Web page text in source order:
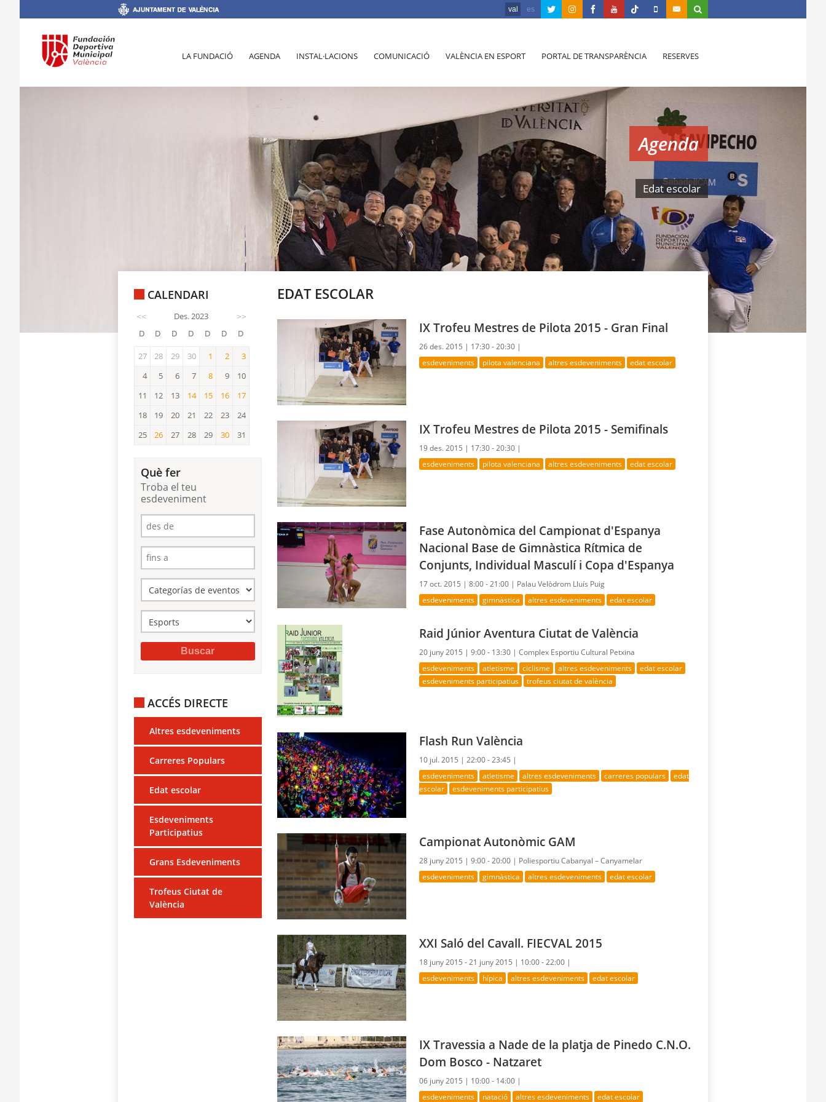
val es
LA FUNDACIÓ AGENDA INSTAL·LACIONS COMUNICACIÓ VALÈNCIA EN ESPORT PORTAL DE TRANSPARÈNCIA RESERVES
Agenda
Edat escolar
CALENDARI
<< Des. 2023 >>
D D D D D D D
27 28 29 30 1 2 3
4 5 6 7 8
8
9
10
11
12 13 14
14
15
15
16
16
17
17
18 19 20 21 22 23
24
25
26 27 28 29 30 31
Què fer
Troba el teu
esdeveniment
ACCÉS DIRECTE
Altres esdeveniments
Carreres Populars
Edat escolar
Esdeveniments
Participatius
Grans Esdeveniments
Trofeus Ciutat de
València
EDAT ESCOLAR
IX Trofeu Mestres de Pilota 2015 - Gran Final
26 des. 2015 | 17:30 - 20:30 |
esdeveniments pilota valenciana altres esdeveniments edat escolar
IX Trofeu Mestres de Pilota 2015 - Semifinals
19 des. 2015 | 17:30 - 20:30 |
esdeveniments pilota valenciana altres esdeveniments edat escolar
Fase Autonòmica del Campionat d'Espanya
Nacional Base de Gimnàstica Rítmica de
Conjunts, Individual Masculí i Copa d'Espanya
17 oct. 2015 |8:00 - 21:00 | Palau Velòdrom Lluís Puig
esdeveniments gimnàstica altres esdeveniments edat escolar
Raid Júnior Aventura Ciutat de València
20 juny 2015 |9:00 - 13:30 |Complex Esportiu Cultural Petxina
esdeveniments atletisme ciclisme altres esdeveniments
edat escolar
esdeveniments participatius
trofeus ciutat de valència
Flash Run València
10 jul. 2015 |22:00 - 23:45 |
esdeveniments atletisme altres esdeveniments carreres populars
edat
escolar
esdeveniments participatius
Campionat Autonòmic GAM
28 juny 2015 |9:00 - 20:00 | Poliesportiu Cabanyal – Canyamelar
esdeveniments gimnàstica altres esdeveniments edat escolar
XXI Saló del Cavall. FIECVAL 2015
18 juny 2015 - 21 juny 2015 | 10:00 - 22:00 |
esdeveniments hípica altres esdeveniments edat escolar
IX Travessia a Nade de la platja de Pinedo C.N.O.
Dom Bosco - Natzaret
06 juny 2015 | 10:00 - 14:00 |
esdeveniments natació altres esdeveniments edat escolar